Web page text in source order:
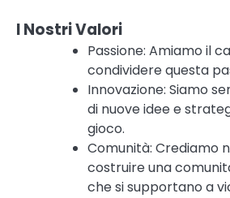
I Nostri Valori
Passione: Amiamo il
condividere questa
Innovazione: Siamo
di nuove idee e
gioco.
Comunità: Crediamo
costruire una
che si supportano a